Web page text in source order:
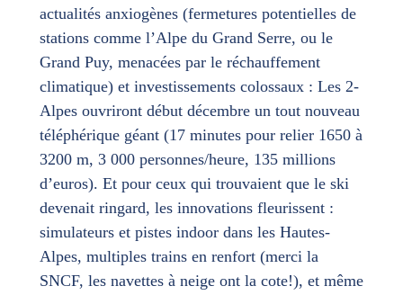
actualités anxiogènes (fermetures potentielles de
stations comme l’Alpe du Grand Serre, ou le
Grand Puy, menacées par le réchauffement
climatique) et investissements colossaux : Les 2-
Alpes ouvriront début décembre un tout nouveau
téléphérique géant (17 minutes pour relier 1650 à
3200 m, 3 000 personnes/heure, 135 millions
d’euros). Et pour ceux qui trouvaient que le ski
devenait ringard, les innovations fleurissent :
simulateurs et pistes indoor dans les Hautes-
Alpes, multiples trains en renfort (merci la
SNCF, les navettes à neige ont la cote!), et même